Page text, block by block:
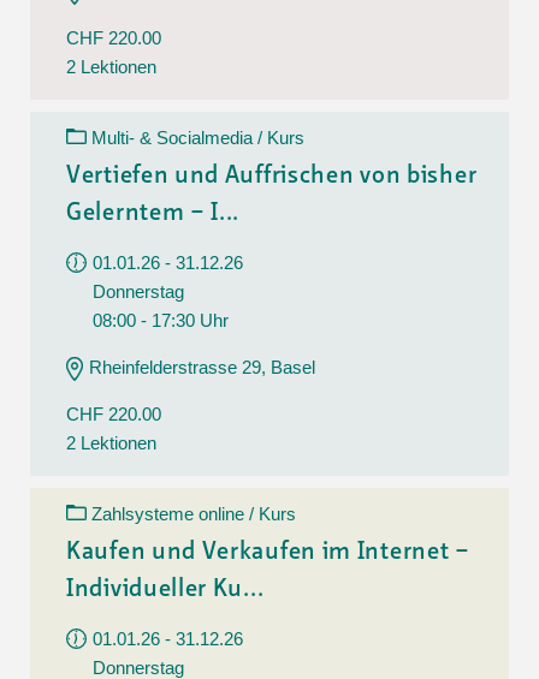
CHF 220.00
2 Lektionen
Multi- & Socialmedia / Kurs
Vertiefen und Auffrischen von bisher
Gelerntem – I...
01.01.26 - 31.12.26
Donnerstag
08:00 - 17:30 Uhr
Rheinfelderstrasse 29, Basel
CHF 220.00
2 Lektionen
Zahlsysteme online / Kurs
Kaufen und Verkaufen im Internet –
Individueller Ku...
01.01.26 - 31.12.26
Donnerstag